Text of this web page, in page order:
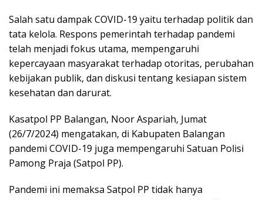
Salah satu dampak COVID-19 yaitu terhadap politik dan
tata kelola. Respons pemerintah terhadap pandemi
telah menjadi fokus utama, mempengaruhi
kepercayaan masyarakat terhadap otoritas, perubahan
kebijakan publik, dan diskusi tentang kesiapan sistem
kesehatan dan darurat.
Kasatpol PP Balangan, Noor Aspariah, Jumat
(26/7/2024) mengatakan, di Kabupaten Balangan
pandemi COVID-19 juga mempengaruhi Satuan Polisi
Pamong Praja (Satpol PP).
Pandemi ini memaksa Satpol PP tidak hanya